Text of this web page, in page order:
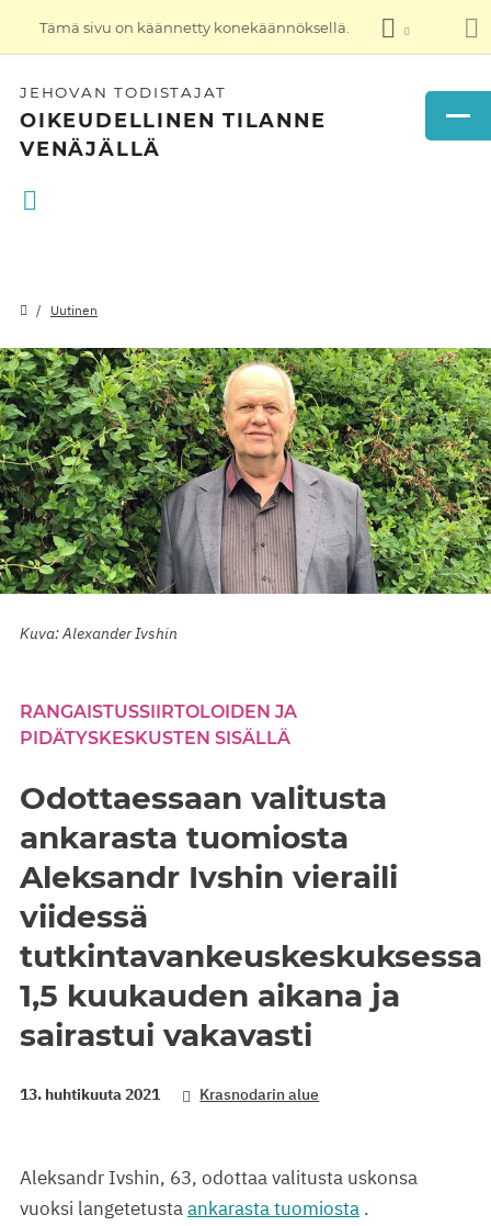
Tämä sivu on käännetty konekäännöksellä.
JEHOVAN TODISTAJAT
OIKEUDELLINEN TILANNE
VENÄJÄLLÄ
Uutinen
Kuva: Alexander Ivshin
RANGAISTUSSIIRTOLOIDEN JA
PIDÄTYSKESKUSTEN SISÄLLÄ
Odottaessaan valitusta
ankarasta tuomiosta
Aleksandr Ivshin vieraili
viidessä
tutkintavankeuskeskuksessa
1,5 kuukauden aikana ja
sairastui vakavasti
13. huhtikuuta 2021 Krasnodarin alue
Aleksandr Ivshin, 63, odottaa valitusta uskonsa
vuoksi langetetustaankarasta tuomiosta .